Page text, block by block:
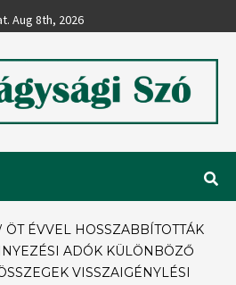
Aug 8th, 2026
ÖT ÉVVEL HOSSZABBÍTOTTÁK
ADÓK KÜLÖNBÖZŐ
VISSZAIGÉNYLÉSI